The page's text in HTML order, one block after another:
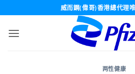
content
威而鋼(偉哥)香港總代理
两性健康